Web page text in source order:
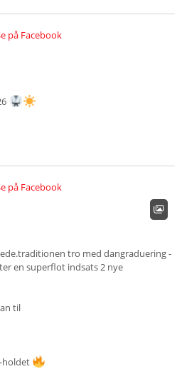
tro med dangraduering -
en superflot indsats 2 nye
til
holdet